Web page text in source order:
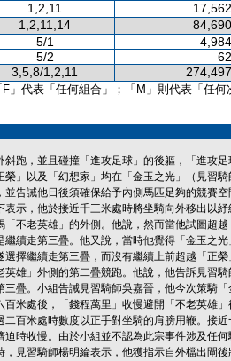
1,2,11
1,2,11,14
5/1
5/2
3,5,8/1,2,11
」代表「任何組合」；「M」則代表「任何
斜跑，並且碰撞「進攻足球」的後軀，「進攻
榮」以及「幻想家」均在「金玉之光」（見習
並告誡他日後須確保給予內側馬匹足夠的競賽
表示，他於接近千三米處時將坐騎向外移出以
「不老英雄」的外側。他說，然而當他試圖超
繼續走第三疊。他又說，當時他覺得「金玉之
選擇繼續走第三疊，而沒有繼續上前超越「正
英雄」外側的第二疊競跑。他說，他告訴見習
三疊。小組告誡見習騎師吳嘉晉，他今次策騎
百米處後，「錢程萬里」收慢避開「不老英雄
二百米處時數度以正手對坐騎的肩膀用鞭。接
迫時收慢。由於小組並不認為此宗事件涉及任
，見習騎師楊明綸表示，他獲指示自外檔出閘